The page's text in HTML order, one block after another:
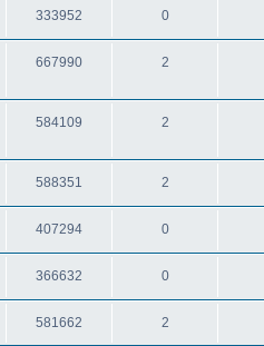
0
333952
2
667990
2
584109
2
588351
0
407294
0
366632
2
581662